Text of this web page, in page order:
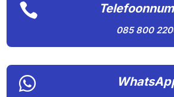

085 800
